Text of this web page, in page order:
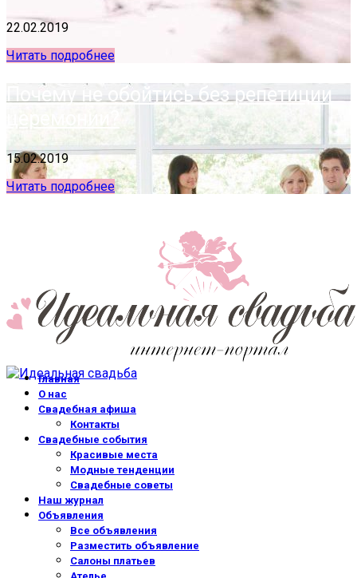
22.02.2019
Читать подробнее
Почему не обойтись без репетиции
церемонии?
15.02.2019
Читать подробнее
Главная
О нас
Свадебная афиша
Контакты
Свадебные события
Красивые места
Модные тенденции
Свадебные советы
Наш журнал
Объявления
Все объявления
Разместить объявление
Салоны платьев